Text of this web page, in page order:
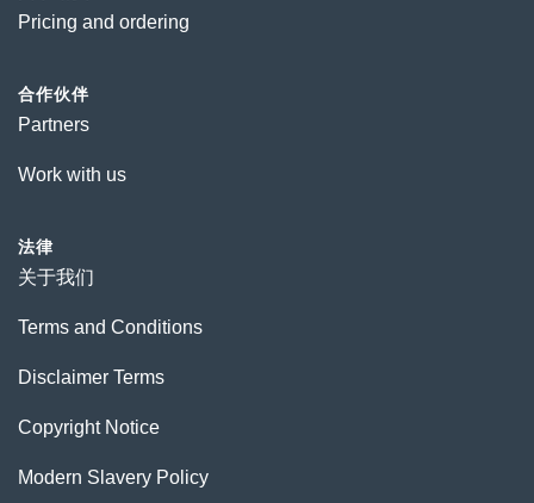
Pricing and ordering
合作伙伴
Partners
Work with us
法律
关于我们
Terms and Conditions
Disclaimer Terms
Copyright Notice
Modern Slavery Policy